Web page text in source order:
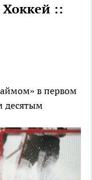
::
в первом
десятым